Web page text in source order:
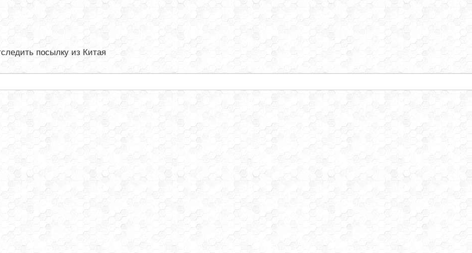
посылку из Китая